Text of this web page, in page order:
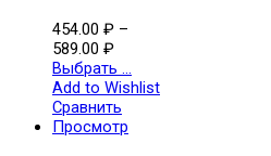
454.00 ₽ –
589.00 ₽
Выбрать ...
Add to Wishlist
Сравнить
Просмотр